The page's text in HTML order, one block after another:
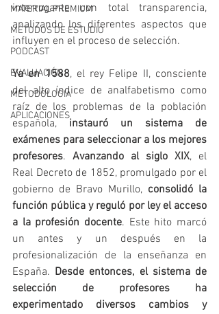
MATERIAL PREMIUM
MÉTODOS DE ESTUDIO
PODCAST
EVALUACIÓN
METODOLOGIA
APLICACIONES
interrogante con total transparencia,
analizando los diferentes aspectos que
influyen en el proceso de selección.
Ya en 1588, el rey Felipe II, consciente
del alto índice de analfabetismo como
raíz de los problemas de la población
española, instauró un sistema de
exámenes para seleccionar a los mejores
profesores. Avanzando al siglo XIX, el
Real Decreto de 1852, promulgado por el
gobierno de Bravo Murillo, consolidó la
función pública y reguló por ley el acceso
a la profesión docente. Este hito marcó
un antes y un después en la
profesionalización de la enseñanza en
España. Desde entonces, el sistema de
selección de profesores ha
experimentado diversos cambios y